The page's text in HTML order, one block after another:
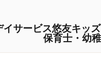
サービス悠友キッ
保育士・幼